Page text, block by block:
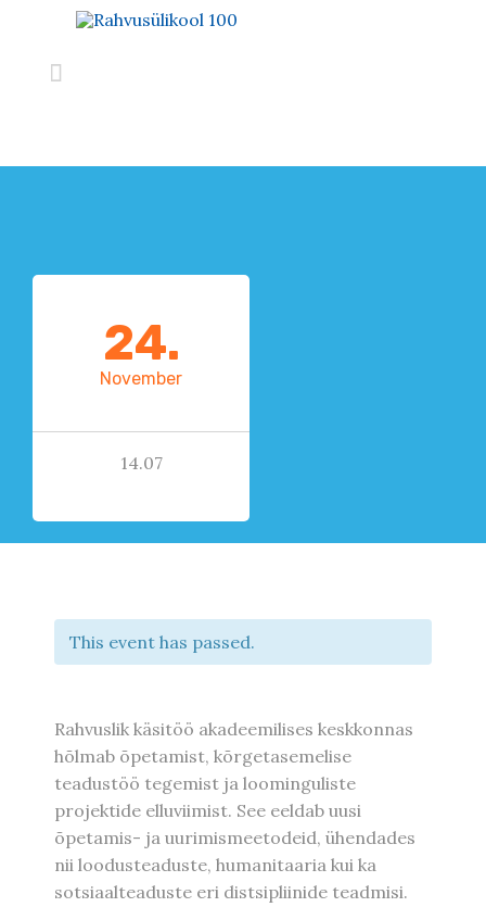

24.
November
14.07
This event has passed.
Rahvuslik käsitöö akadeemilises keskkonnas
hõlmab õpetamist, kõrgetasemelise
teadustöö tegemist ja loominguliste
projektide elluviimist. See eeldab uusi
õpetamis- ja uurimismeetodeid, ühendades
nii loodusteaduste, humanitaaria kui ka
sotsiaalteaduste eri distsipliinide teadmisi.